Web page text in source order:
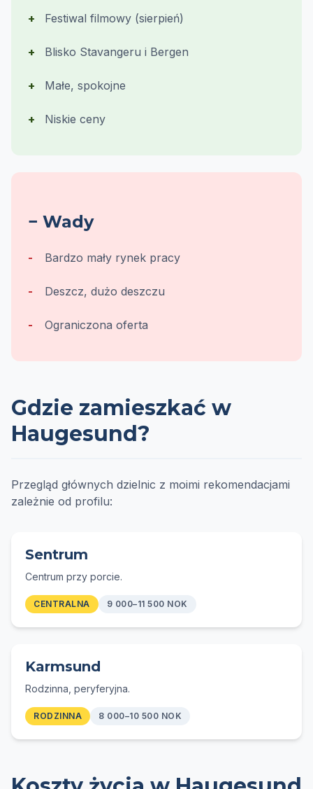
Festiwal filmowy (sierpień)
Blisko Stavangeru i Bergen
Małe, spokojne
Niskie ceny
− Wady
Bardzo mały rynek pracy
Deszcz, dużo deszczu
Ograniczona oferta
Gdzie zamieszkać w
Haugesund?
Przegląd głównych dzielnic z moimi rekomendacjami
zależnie od profilu:
Sentrum
Centrum przy porcie.
CENTRALNA 9 000–11 500 NOK
Karmsund
Rodzinna, peryferyjna.
RODZINNA 8 000–10 500 NOK